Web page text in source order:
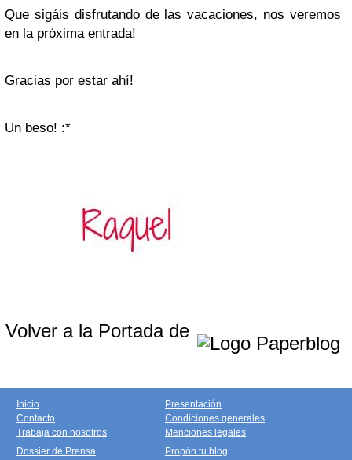
Que sigáis disfrutando de las vacaciones, nos veremos
en la próxima entrada!
Gracias por estar ahí!
Un beso! :*
Volver a la Portada de
Inicio
Contacto
Trabaja con nosotros
Presentación
Condiciones generales
Menciones legales
Dossier de Prensa
Propón tu blog